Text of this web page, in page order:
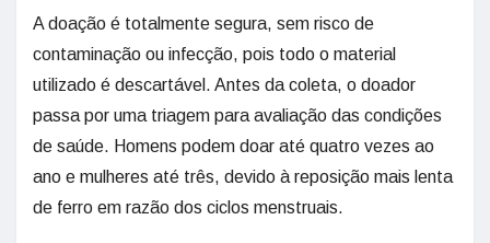
A doação é totalmente segura, sem risco de
contaminação ou infecção, pois todo o material
utilizado é descartável. Antes da coleta, o doador
passa por uma triagem para avaliação das condições
de saúde. Homens podem doar até quatro vezes ao
ano e mulheres até três, devido à reposição mais lenta
de ferro em razão dos ciclos menstruais.